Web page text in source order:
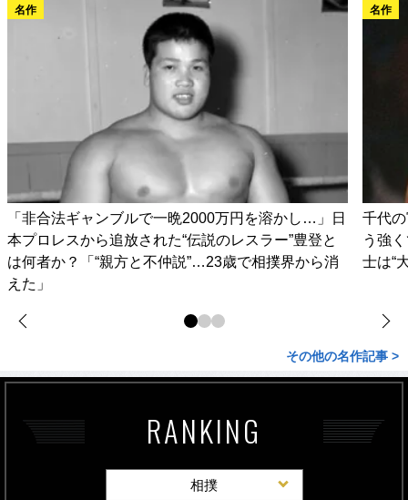
名作
「非合法ギャンブルで一晩2000万円を溶かし…」日
本プロレスから追放された“伝説のレスラー”豊登と
は何者か？「“親方と不仲説”…23歳で相撲界から消
えた」
名作
千代
う強
士は“
その他の名作記事 >
RANKING
相撲